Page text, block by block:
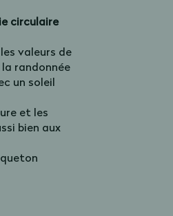
circulaire
valeurs de
randonnée
un soleil
et les
bien aux